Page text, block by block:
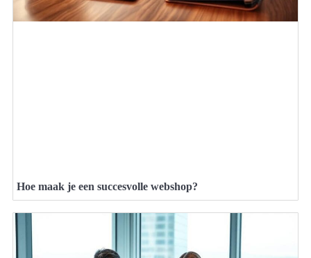
Hoe maak je een succesvolle webshop?